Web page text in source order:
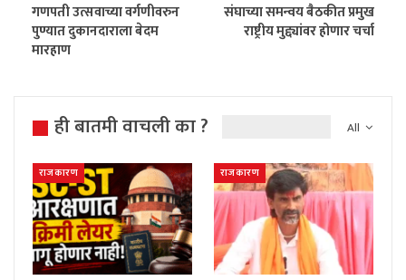
गणपती उत्सवाच्या वर्गणीवरुन
पुण्यात दुकानदाराला बेदम
मारहाण
संघाच्या समन्वय बैठकीत प्रमुख
राष्ट्रीय मुद्द्यांवर होणार चर्चा
All
ही बातमी वाचली का ?
राजकारण राजकारण